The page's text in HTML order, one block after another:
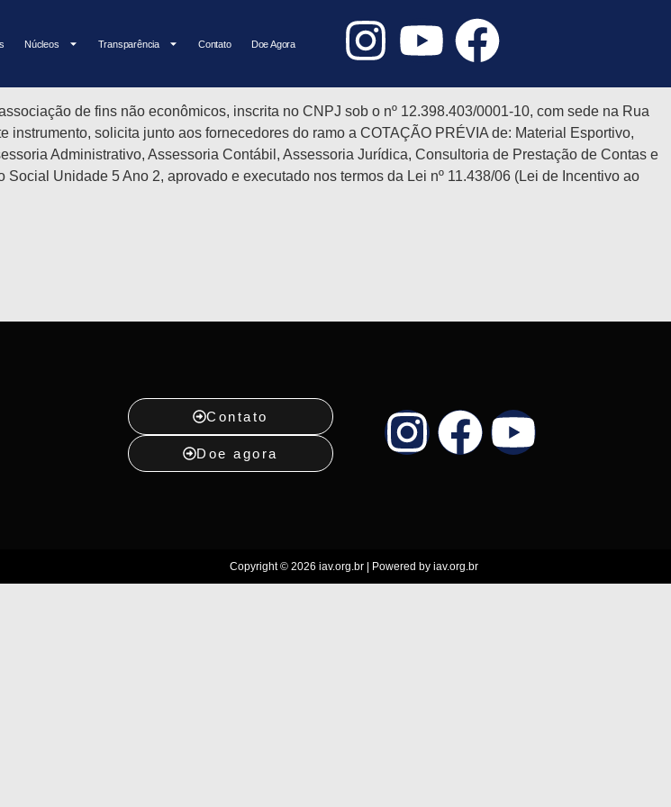
Núcleos Transparência Contato Doe Agora
5 Ano 2
de fins não econômicos, inscrita no CNPJ sob o nº 12.398.403/0001-10, com sede na Rua
solicita junto aos fornecedores do ramo a COTAÇÃO PRÉVIA de: Material Esportivo,
Administrativo, Assessoria Contábil, Assessoria Jurídica, Consultoria de Prestação de Contas e
Unidade 5 Ano 2, aprovado e executado nos termos da Lei nº 11.438/06 (Lei de Incentivo ao
Contato
Doe agora
Copyright © 2026 iav.org.br | Powered by iav.org.br